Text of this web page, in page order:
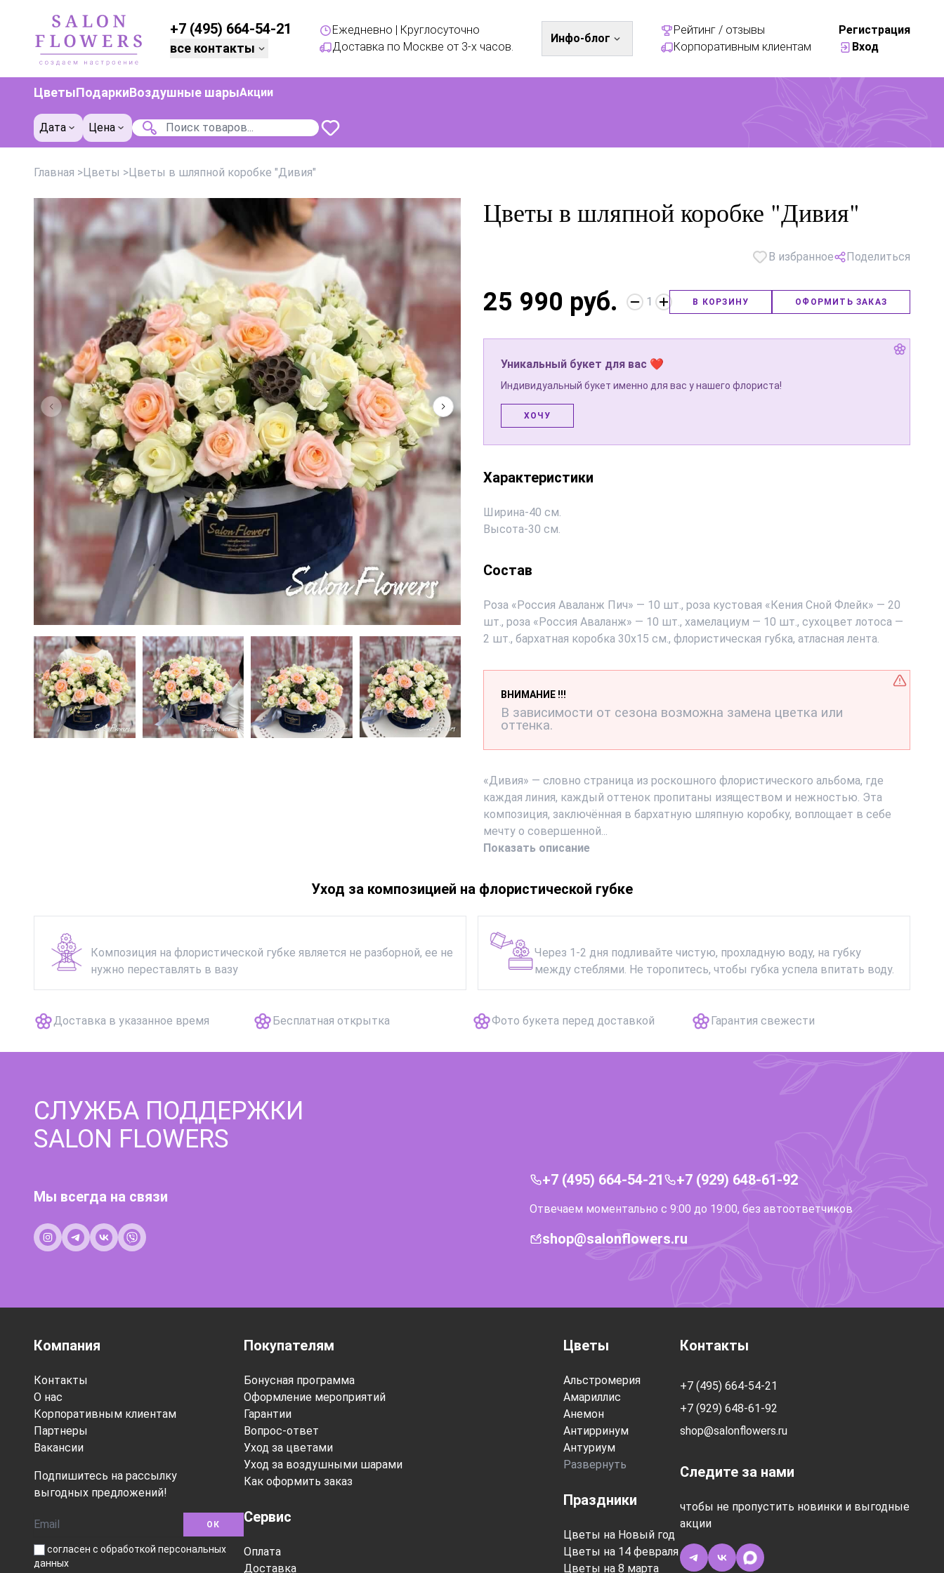
+7 (495) 664-54-21
все контакты
Ежедневно | Круглосуточно
Доставка по Москве от 3-х часов.
Инфо-блог
Рейтинг / отзывы
Корпоративным клиентам
Регистрация
Вход
ЦветыПодаркиВоздушные шарыАкции
Дата Цена
Главная >Цветы >Цветы в шляпной коробке "Дивия"
Цветы в шляпной коробке "Дивия"
В избранное Поделиться
25 990 руб. 1 В КОРЗИНУ ОФОРМИТЬ ЗАКАЗ
Уникальный букет для вас ❤
Индивидуальный букет именно для вас у нашего флориста!
ХОЧУ
Характеристики
Ширина-40 см.
Высота-30 см.
Состав
Роза «Россия Аваланж Пич» — 10 шт., роза кустовая «Кения Сной Флейк» — 20
шт., роза «Россия Аваланж» — 10 шт., хамелациум — 10 шт., сухоцвет лотоса —
2 шт., бархатная коробка 30х15 см., флористическая губка, атласная лента.
ВНИМАНИЕ !!!
В зависимости от сезона возможна замена цветка или
оттенка.
«Дивия» — словно страница из роскошного флористического альбома, где
каждая линия, каждый оттенок пропитаны изяществом и нежностью. Эта
композиция, заключённая в бархатную шляпную коробку, воплощает в себе
мечту о совершенной...
Показать описание
Уход за композицией на флористической губке
Композиция на флористической губке является не разборной, ее не
нужно переставлять в вазу
Через 1-2 дня подливайте чистую, прохладную воду, на губку
между стеблями. Не торопитесь, чтобы губка успела впитать воду.
Доставка в указанное время Бесплатная открытка Фото букета перед доставкой Гарантия свежести
СЛУЖБА ПОДДЕРЖКИ
SALON FLOWERS
Мы всегда на связи
+7 (495) 664-54-21 +7 (929) 648-61-92
Отвечаем моментально с 9:00 до 19:00, без автоответчиков
shop@salonflowers.ru
Компания
Контакты
О нас
Корпоративным клиентам
Партнеры
Вакансии
Подпишитесь на рассылку
выгодных предложений!
ОК
согласен с обработкой персональных
данных
Покупателям
Бонусная программа
Оформление мероприятий
Гарантии
Вопрос-ответ
Уход за цветами
Уход за воздушными шарами
Как оформить заказ
Сервис
Оплата
Доставка
Цветы
Альстромерия
Амариллис
Анемон
Антирринум
Антуриум
Развернуть
Праздники
Цветы на Новый год
Цветы на 14 февраля
Цветы на 8 марта
Контакты
+7 (495) 664-54-21
+7 (929) 648-61-92
shop@salonflowers.ru
Следите за нами
чтобы не пропустить новинки и выгодные
акции